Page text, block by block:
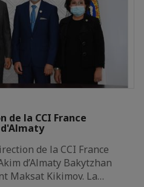
de la CCI France
de la CCI France
d’Almaty Bakytzhan
Maksat Kikimov. La…